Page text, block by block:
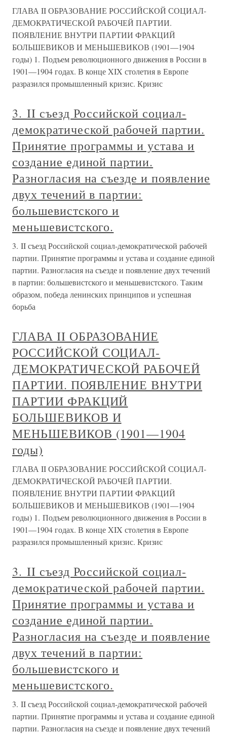
ГЛАВА II ОБРАЗОВАНИЕ РОССИЙСКОЙ СОЦИАЛ-
ДЕМОКРАТИЧЕСКОЙ РАБОЧЕЙ ПАРТИИ.
ПОЯВЛЕНИЕ ВНУТРИ ПАРТИИ ФРАКЦИЙ
БОЛЬШЕВИКОВ И МЕНЬШЕВИКОВ (1901—1904
годы) 1. Подъем революционного движения в России в
1901—1904 годах. В конце XIX столетия в Европе
разразился промышленный кризис. Кризис
3. II съезд Российской социал-
демократической рабочей партии.
Принятие программы и устава и
создание единой партии.
Разногласия на съезде и появление
двух течений в партии:
большевистского и
меньшевистского.
3. II съезд Российской социал-демократической рабочей
партии. Принятие программы и устава и создание единой
партии. Разногласия на съезде и появление двух течений
в партии: большевистского и меньшевистского. Таким
образом, победа ленинских принципов и успешная
борьба
ГЛАВА II ОБРАЗОВАНИЕ
РОССИЙСКОЙ СОЦИАЛ-
ДЕМОКРАТИЧЕСКОЙ РАБОЧЕЙ
ПАРТИИ. ПОЯВЛЕНИЕ ВНУТРИ
ПАРТИИ ФРАКЦИЙ
БОЛЬШЕВИКОВ И
МЕНЬШЕВИКОВ (1901—1904
годы)
ГЛАВА II ОБРАЗОВАНИЕ РОССИЙСКОЙ СОЦИАЛ-
ДЕМОКРАТИЧЕСКОЙ РАБОЧЕЙ ПАРТИИ.
ПОЯВЛЕНИЕ ВНУТРИ ПАРТИИ ФРАКЦИЙ
БОЛЬШЕВИКОВ И МЕНЬШЕВИКОВ (1901—1904
годы) 1. Подъем революционного движения в России в
1901—1904 годах. В конце XIX столетия в Европе
разразился промышленный кризис. Кризис
3. II съезд Российской социал-
демократической рабочей партии.
Принятие программы и устава и
создание единой партии.
Разногласия на съезде и появление
двух течений в партии:
большевистского и
меньшевистского.
3. II съезд Российской социал-демократической рабочей
партии. Принятие программы и устава и создание единой
партии. Разногласия на съезде и появление двух течений